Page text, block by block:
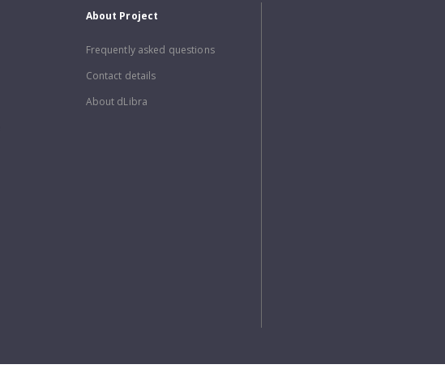
About Project
Frequently asked questions
Contact details
About dLibra